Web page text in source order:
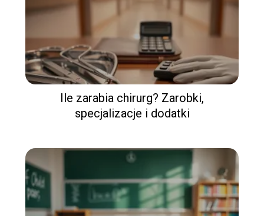
Ile zarabia chirurg? Zarobki,
specjalizacje i dodatki